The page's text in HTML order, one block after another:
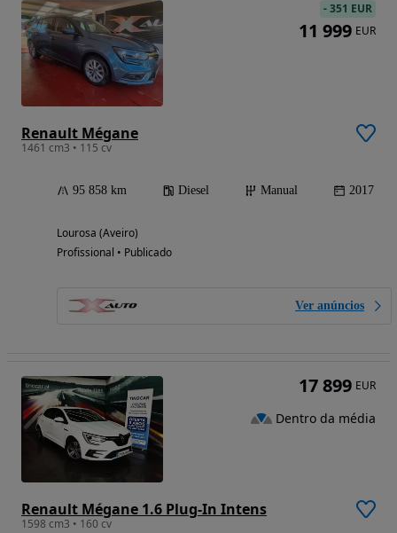
Renault Mégane
1461 cm3 • 115 cv
95 858 km Diesel Manual 2017
Lourosa (Aveiro)
Profissional • Publicado
Ver anúncios
-351 EUR
11 999 EUR
Renault Mégane 1.6 Plug-In Intens
1598 cm3 • 160 cv
17 899 EUR
Dentro da média